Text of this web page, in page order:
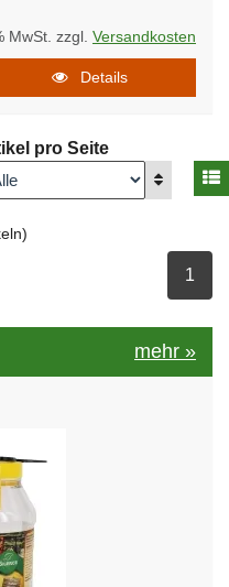
MwSt. zzgl. Versandkosten
Details
pro Seite
Anzeigen
1
mehr »